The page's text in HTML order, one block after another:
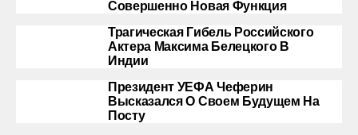
Совершенно Новая Функция
Трагическая Гибель Российского
Актера Максима Белецкого В
Индии
Президент УЕФА Чеферин
Высказался О Своем Будущем На
Посту